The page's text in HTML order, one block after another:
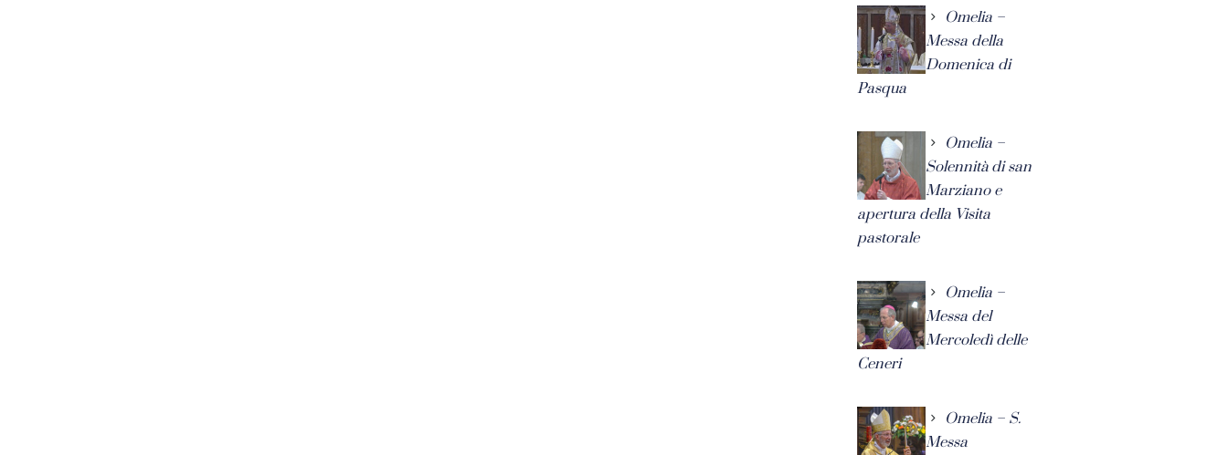
Omelia –
Messa della
Domenica di
Pasqua
Omelia –
Solennità di san
Marziano e
apertura della Visita
pastorale
Omelia –
Messa del
Mercoledì delle
Ceneri
Omelia – S.
Messa